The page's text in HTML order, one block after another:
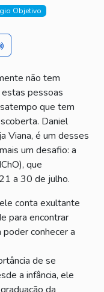
Objetivo
não tem
pessoas
que tem
Daniel
Viana, é um desses
um desafio: a
que
a 30 de julho.
conta exultante
para encontrar
conhecer a
de se
a infância, ele